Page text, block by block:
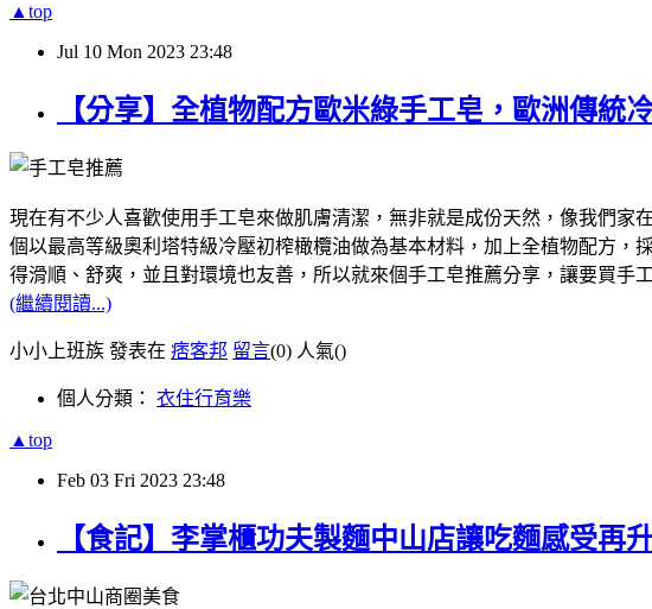
▲top
Jul 10 Mon 2023 23:48
【分享】全植物配方歐米綠手工皂，歐洲傳統
現在有不少人喜歡使用手工皂來做肌膚清潔，無非就是成份天然，像我們家
個以最高等級奧利塔特級冷壓初榨橄欖油做為基本材料，加上全植物配方，
得滑順、舒爽，並且對環境也友善，所以就來個手工皂推薦分享，讓要買手
(繼續閱讀...)
小小上班族 發表在 痞客邦 留言(0) 人氣()
個人分類： 衣住行育樂
▲top
Feb 03 Fri 2023 23:48
【食記】李掌櫃功夫製麵中山店讓吃麵感受